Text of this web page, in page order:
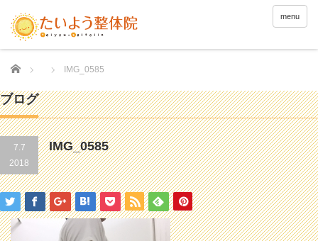
menu
Home IMG_0585
ブログ
7.7
2018
IMG_0585